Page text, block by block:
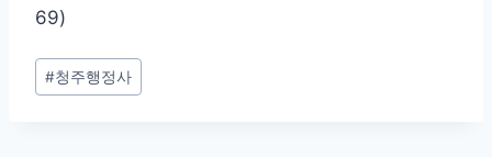
69)
Post
Tags:
#청주행정사